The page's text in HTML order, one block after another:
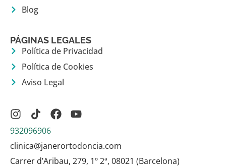
Blog
PÁGINAS LEGALES
Política de Privacidad
Política de Cookies
Aviso Legal
932096906
clinica@janerortodoncia.com
Carrer d’Aribau, 279, 1º 2ª, 08021 (Barcelona)